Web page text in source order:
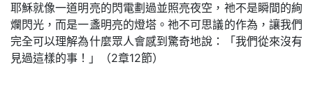
耶穌就像一道明亮的閃電劃過並照亮夜空，祂不是瞬間的絢
爛閃光，而是一盞明亮的燈塔。祂不可思議的作為，讓我們
完全可以理解為什麼眾人會感到驚奇地說：「我們從來沒有
見過這樣的事！」（2章12節）